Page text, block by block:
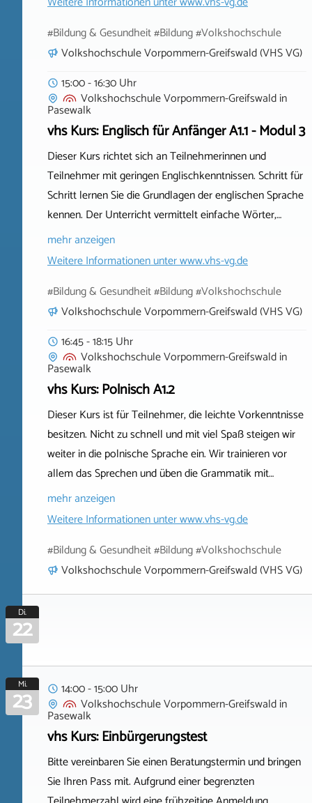
#Bildung & Gesundheit #Bildung #Volkshochschule
Volkshochschule Vorpommern-Greifswald (VHS VG)
15:00 - 16:30 Uhr
Volkshochschule Vorpommern-Greifswaldin
Pasewalk
vhs Kurs: Englisch für Anfänger A1.1 - Modul 3
Dieser Kurs richtet sich an Teilnehmerinnen und
Teilnehmer mit geringen Englischkenntnissen. Schritt für
Schritt lernen Sie die Grundlagen der englischen Sprache
kennen. Der Unterricht vermittelt einfache Wörter,…
mehr anzeigen
Weitere Informationen unterwww.vhs-vg.de
#Bildung & Gesundheit #Bildung #Volkshochschule
Volkshochschule Vorpommern-Greifswald (VHS VG)
16:45 - 18:15 Uhr
Volkshochschule Vorpommern-Greifswaldin
Pasewalk
vhs Kurs: Polnisch A1.2
Dieser Kurs ist für Teilnehmer, die leichte Vorkenntnisse
besitzen. Nicht zu schnell und mit viel Spaß steigen wir
weiter in die polnische Sprache ein. Wir trainieren vor
allem das Sprechen und üben die Grammatik mit…
mehr anzeigen
Weitere Informationen unterwww.vhs-vg.de
#Bildung & Gesundheit #Bildung #Volkshochschule
Volkshochschule Vorpommern-Greifswald (VHS VG)
Di.
22
Mi.
23
14:00 - 15:00 Uhr
Volkshochschule Vorpommern-Greifswaldin
Pasewalk
vhs Kurs: Einbürgerungstest
Bitte vereinbaren Sie einen Beratungstermin und bringen
Sie Ihren Pass mit. Aufgrund einer begrenzten